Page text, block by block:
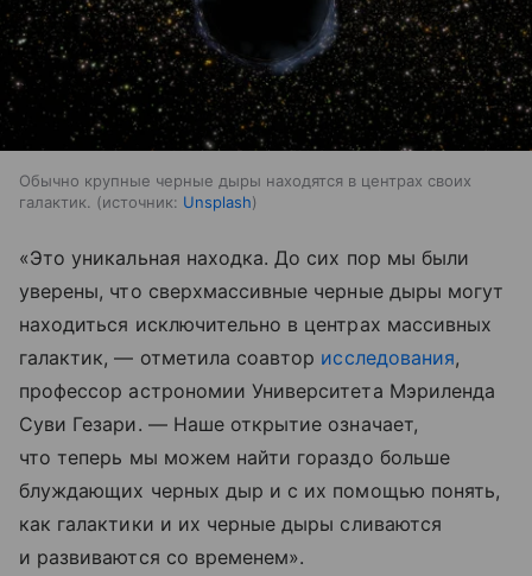
Обычно крупные черные дыры находятся в центрах своих
галактик.
источник: Unsplash
«Это уникальная находка. До сих пор мы были
уверены, что сверхмассивные черные дыры могут
находиться исключительно в центрах массивных
галактик, — отметила соавтор исследования,
профессор астрономии Университета Мэриленда
Суви Гезари. — Наше открытие означает,
что теперь мы можем найти гораздо больше
блуждающих черных дыр и с их помощью понять,
как галактики и их черные дыры сливаются
и развиваются со временем».